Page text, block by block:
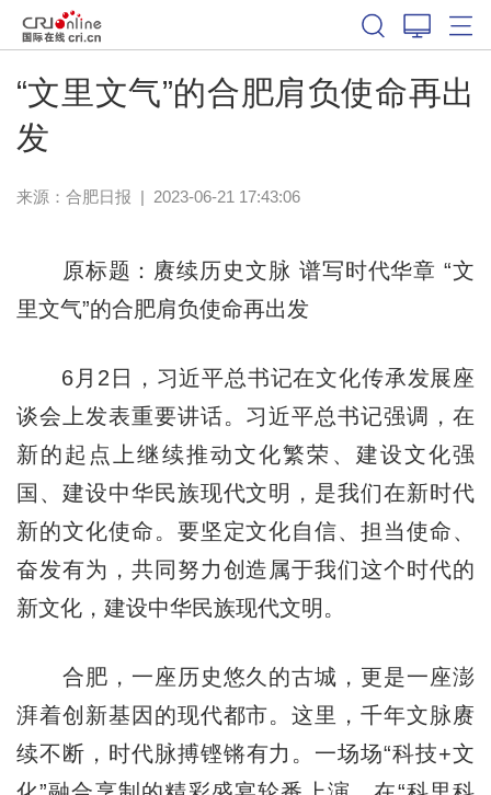
“文里文气”的合肥肩负使命再出
发
来源： 合肥日报 | 2023-06-21 17:43:06
原标题：赓续历史文脉 谱写时代华章 “文
里文气”的合肥肩负使命再出发
6月2日，习近平总书记在文化传承发展座
谈会上发表重要讲话。习近平总书记强调，在
新的起点上继续推动文化繁荣、建设文化强
国、建设中华民族现代文明，是我们在新时代
新的文化使命。要坚定文化自信、担当使命、
奋发有为，共同努力创造属于我们这个时代的
新文化，建设中华民族现代文明。
合肥，一座历史悠久的古城，更是一座澎
湃着创新基因的现代都市。这里，千年文脉赓
续不断，时代脉搏铿锵有力。一场场“科技+文